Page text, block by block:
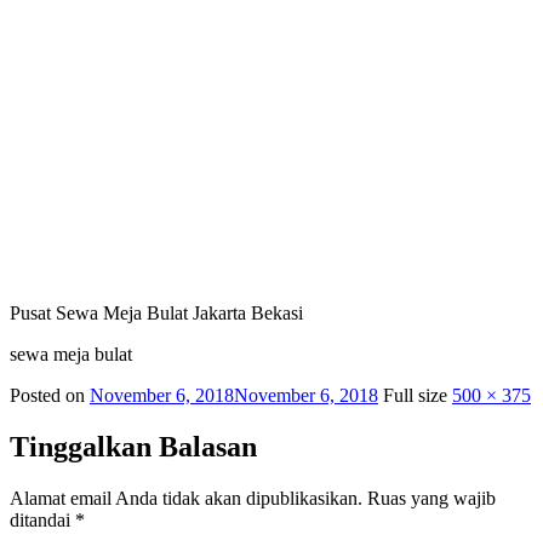
Pusat Sewa Meja Bulat Jakarta Bekasi
sewa meja bulat
Posted on November 6, 2018November 6, 2018 Full size 500 × 375
Tinggalkan Balasan
Alamat email Anda tidak akan dipublikasikan. Ruas yang wajib
ditandai *